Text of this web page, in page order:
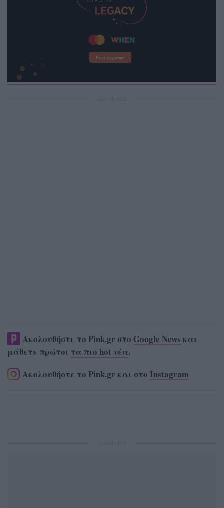
Ακολουθήστε το Pink.gr στο Google News και
μάθετε πρώτοι τα πιο hot νέα.
Ακολουθήστε το Pink.gr και στο Instagram